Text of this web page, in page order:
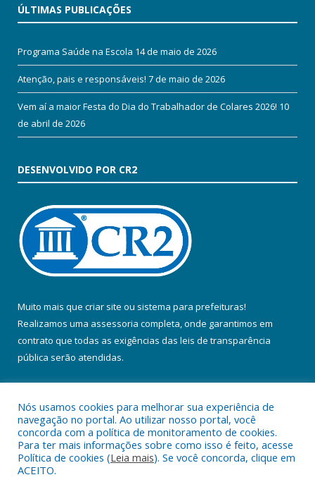
ÚLTIMAS PUBLICAÇÕES
Programa Saúde na Escola 14 de maio de 2026
Atenção, pais e responsáveis! 7 de maio de 2026
Vem aí a maior Festa do Dia do Trabalhador de Colares 2026! 10
de abril de 2026
DESENVOLVIDO POR CR2
Muito mais que criar site ou sistema para prefeituras!
Realizamos uma assessoria completa, onde garantimos em
contrato que todas as exigências das leis de transparência
pública serão atendidas.
Todos os direitos reservados a Prefeitura Municipal de Colares.
Nós usamos cookies para melhorar sua experiência de
navegação no portal. Ao utilizar nosso portal, você
concorda com a política de monitoramento de cookies.
Para ter mais informações sobre como isso é feito, acesse
Política de cookies (Leia mais). Se você concorda, clique em
ACEITO.